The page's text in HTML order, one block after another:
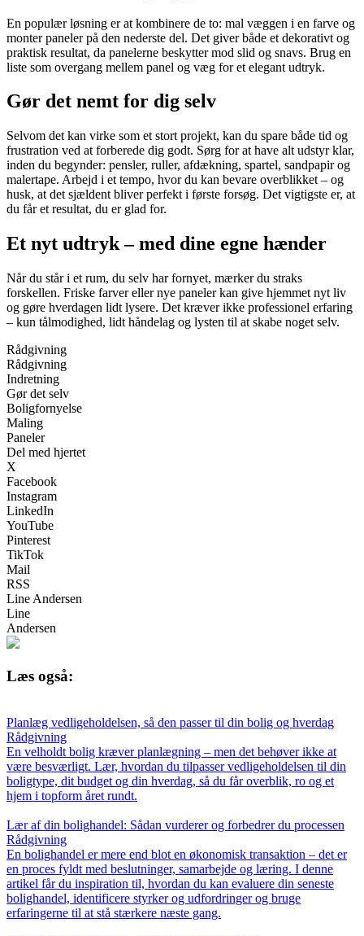
En populær løsning er at kombinere de to: mal væggen i en farve og
monter paneler på den nederste del. Det giver både et dekorativt og
praktisk resultat, da panelerne beskytter mod slid og snavs. Brug en
liste som overgang mellem panel og væg for et elegant udtryk.
Gør det nemt for dig selv
Selvom det kan virke som et stort projekt, kan du spare både tid og
frustration ved at forberede dig godt. Sørg for at have alt udstyr klar,
inden du begynder: pensler, ruller, afdækning, spartel, sandpapir og
malertape. Arbejd i et tempo, hvor du kan bevare overblikket – og
husk, at det sjældent bliver perfekt i første forsøg. Det vigtigste er, at
du får et resultat, du er glad for.
Et nyt udtryk – med dine egne hænder
Når du står i et rum, du selv har fornyet, mærker du straks
forskellen. Friske farver eller nye paneler kan give hjemmet nyt liv
og gøre hverdagen lidt lysere. Det kræver ikke professionel erfaring
– kun tålmodighed, lidt håndelag og lysten til at skabe noget selv.
Rådgivning
Rådgivning
Indretning
Gør det selv
Boligfornyelse
Maling
Paneler
Del med hjertet
X
Facebook
Instagram
LinkedIn
YouTube
Pinterest
TikTok
Mail
RSS
Line Andersen
Line
Andersen
Læs også:
Planlæg vedligeholdelsen, så den passer til din bolig og hverdag
Rådgivning
En velholdt bolig kræver planlægning – men det behøver ikke at
være besværligt. Lær, hvordan du tilpasser vedligeholdelsen til din
boligtype, dit budget og din hverdag, så du får overblik, ro og et
hjem i topform året rundt.
Lær af din bolighandel: Sådan vurderer og forbedrer du processen
Rådgivning
En bolighandel er mere end blot en økonomisk transaktion – det er
en proces fyldt med beslutninger, samarbejde og læring. I denne
artikel får du inspiration til, hvordan du kan evaluere din seneste
bolighandel, identificere styrker og udfordringer og bruge
erfaringerne til at stå stærkere næste gang.